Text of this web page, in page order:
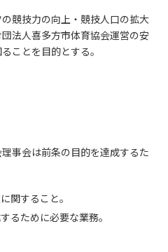
競技力の向上・競技人口の拡大
法人喜多方市体育協会運営の安
ことを目的とする。
事会は前条の目的を達成するた
関すること。
るために必要な業務。